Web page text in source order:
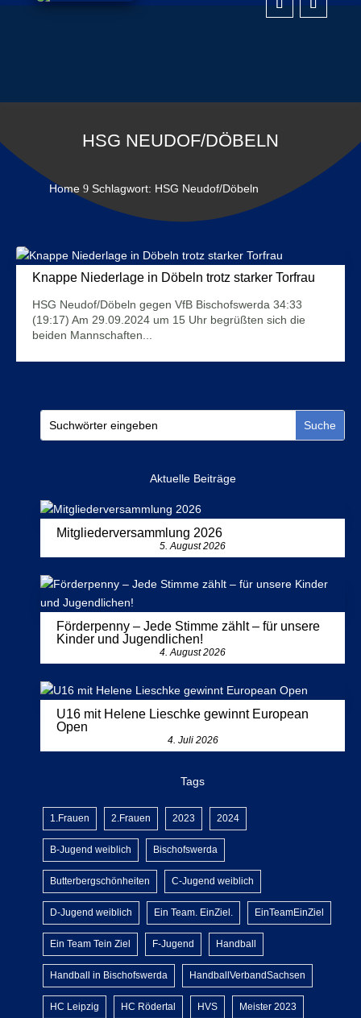
HSG NEUDOF/DÖBELN
Home 9 Schlagwort: HSG Neudof/Döbeln
Knappe Niederlage in Döbeln trotz starker Torfrau
HSG Neudof/Döbeln gegen VfB Bischofswerda 34:33
(19:17) Am 29.09.2024 um 15 Uhr begrüßten sich die
beiden Mannschaften...
Aktuelle Beiträge
Mitgliederversammlung 2026
5. August 2026
Förderpenny – Jede Stimme zählt – für unsere
Kinder und Jugendlichen!
4. August 2026
U16 mit Helene Lieschke gewinnt European
Open
4. Juli 2026
Tags
1.Frauen 2.Frauen 2023 2024
B-Jugend weiblich Bischofswerda
Butterbergschönheiten C-Jugend weiblich
D-Jugend weiblich Ein Team. EinZiel. EinTeamEinZiel
Ein Team Tein Ziel F-Jugend Handball
Handball in Bischofswerda HandballVerbandSachsen
HC Leipzig HC Rödertal HVS Meister 2023